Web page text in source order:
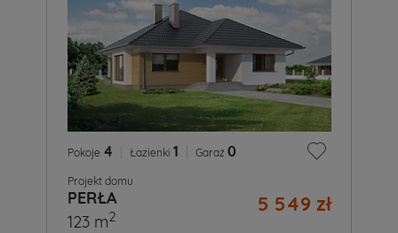
Pokoje 4 Łazienki 1 Garaż 0
Projekt domu
PERŁA 5 549 zł
123 m2